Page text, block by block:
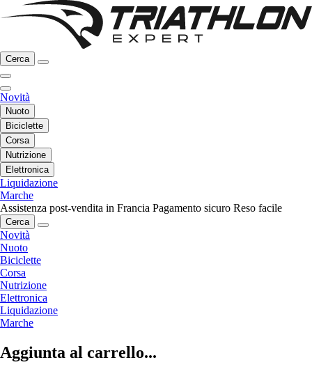
Cerca
Novità
Nuoto
Biciclette
Corsa
Nutrizione
Elettronica
Liquidazione
Marche
Assistenza post-vendita in Francia Pagamento sicuro Reso facile
Cerca
Novità
Nuoto
Biciclette
Corsa
Nutrizione
Elettronica
Liquidazione
Marche
Aggiunta al carrello...